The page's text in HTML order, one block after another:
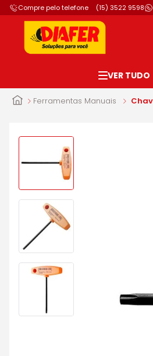
Compre pelo telefone (15) 3522 9598
Ferramentas Manuais